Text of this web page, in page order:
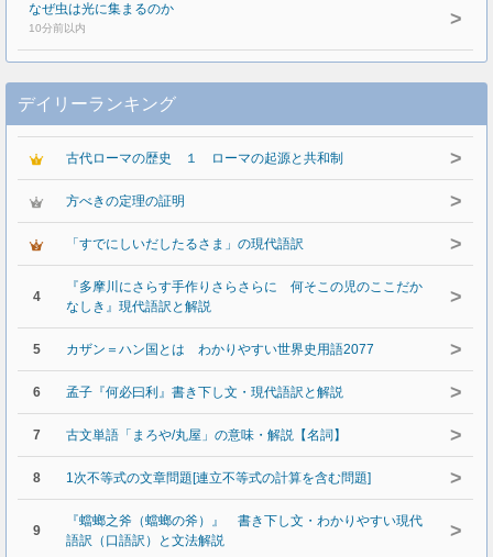
なぜ虫は光に集まるのか
10分前以内 >
デイリーランキング
古代ローマの歴史 １ ローマの起源と共和制 >
方べきの定理の証明 >
「すでにしいだしたるさま」の現代語訳 >
4
『多摩川にさらす手作りさらさらに 何そこの児のここだか
なしき』現代語訳と解説
>
5 カザン＝ハン国とは わかりやすい世界史用語2077 >
6 孟子『何必曰利』書き下し文・現代語訳と解説 >
7 古文単語「まろや/丸屋」の意味・解説【名詞】 >
8 1次不等式の文章問題[連立不等式の計算を含む問題] >
9
『蟷螂之斧（蟷螂の斧）』 書き下し文・わかりやすい現代
語訳（口語訳）と文法解説
>